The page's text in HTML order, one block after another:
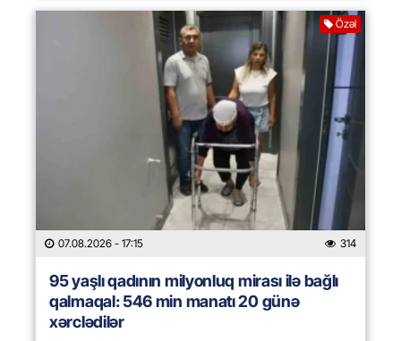
Özəl
07.08.2026 - 17:15 314
95 yaşlı qadının milyonluq mirası ilə bağlı
qalmaqal: 546 min manatı 20 günə
xərclədilər